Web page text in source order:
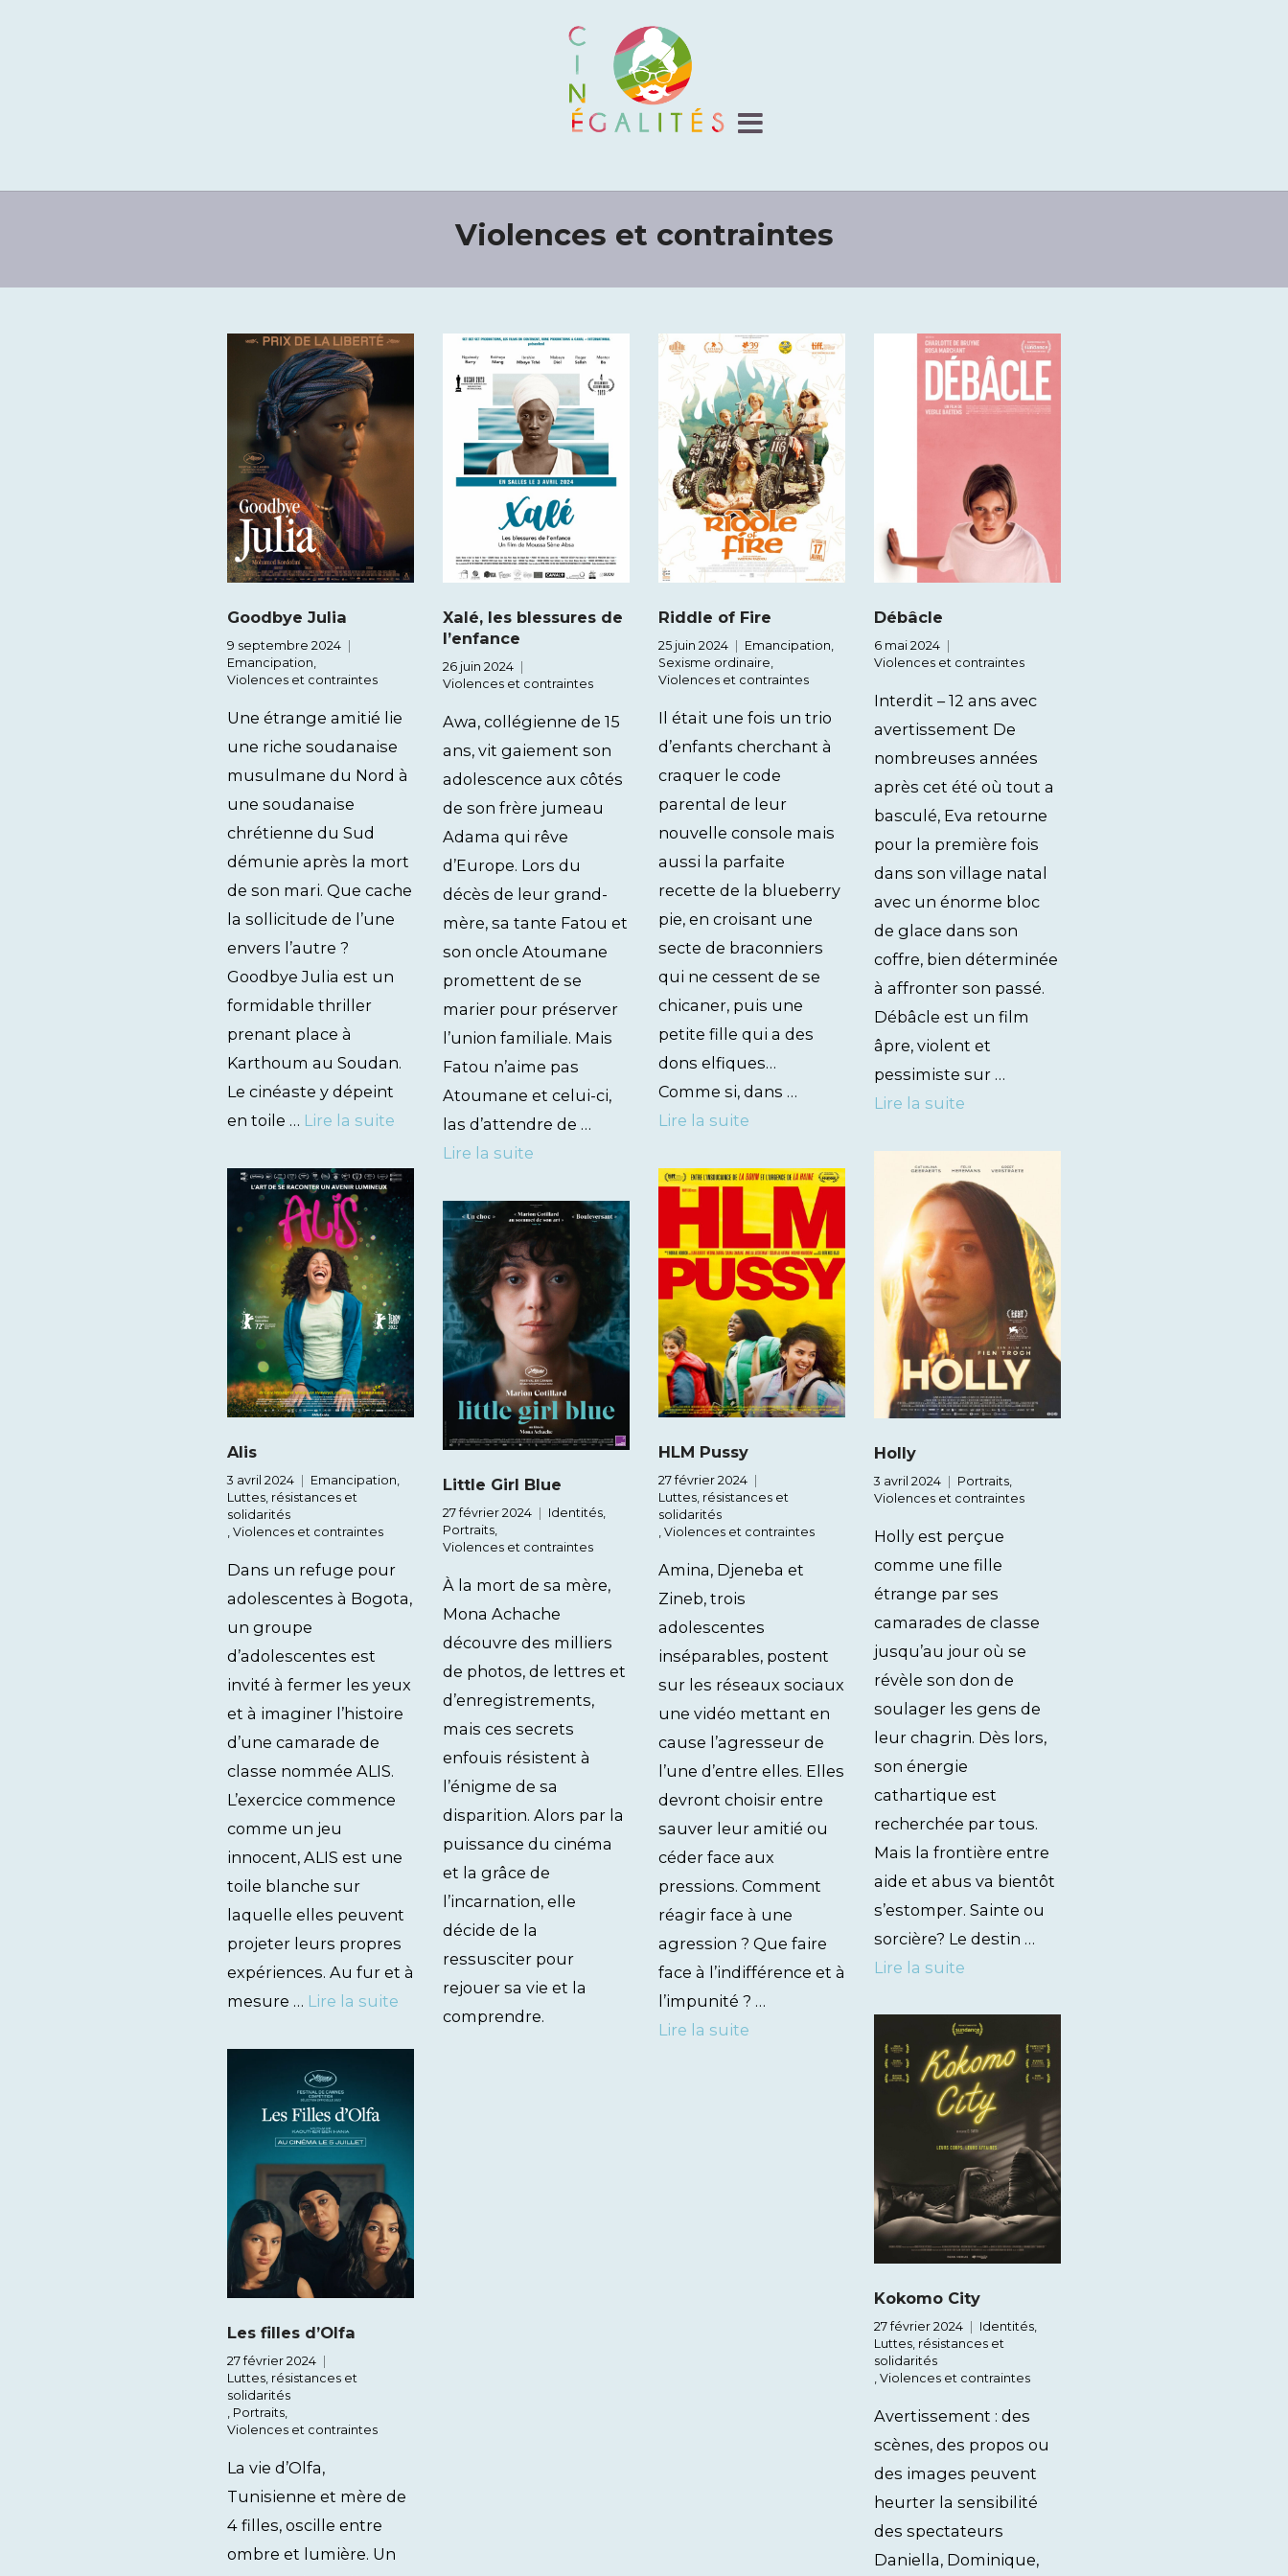
Violences et contraintes
Goodbye Julia
9 septembre 2024
Emancipation,
Violences et contraintes
Une étrange amitié lie
une riche soudanaise
musulmane du Nord à
une soudanaise
chrétienne du Sud
démunie après la mort
de son mari. Que cache
la sollicitude de l’une
envers l’autre ?
Goodbye Julia est un
formidable thriller
prenant place à
Karthoum au Soudan.
Le cinéaste y dépeint
en toile … Lire la suite
Xalé, les blessures de
l’enfance
26 juin 2024
Violences et contraintes
Awa, collégienne de 15
ans, vit gaiement son
adolescence aux côtés
de son frère jumeau
Adama qui rêve
d’Europe. Lors du
décès de leur grand-
mère, sa tante Fatou et
son oncle Atoumane
promettent de se
marier pour préserver
l’union familiale. Mais
Fatou n’aime pas
Atoumane et celui-ci,
las d’attendre de …
Lire la suite
Riddle of Fire
25 juin 2024 Emancipation,
Sexisme ordinaire,
Violences et contraintes
Il était une fois un trio
d’enfants cherchant à
craquer le code
parental de leur
nouvelle console mais
aussi la parfaite
recette de la blueberry
pie, en croisant une
secte de braconniers
qui ne cessent de se
chicaner, puis une
petite fille qui a des
dons elfiques…
Comme si, dans …
Lire la suite
Débâcle
6 mai 2024
Violences et contraintes
Interdit – 12 ans avec
avertissement De
nombreuses années
après cet été où tout a
basculé, Eva retourne
pour la première fois
dans son village natal
avec un énorme bloc
de glace dans son
coffre, bien déterminée
à affronter son passé.
Débâcle est un film
âpre, violent et
pessimiste sur …
Lire la suite
Holly
3 avril 2024 Portraits
Violences et contraintes
Holly est perçue
comme une fille
étrange par ses
camarades de classe
jusqu’au jour où se
révèle son don de
soulager les gens de
leur chagrin. Dès lors,
son énergie
cathartique est
recherchée par tous.
Mais la frontière entre
aide et abus va bientôt
s’estomper. Sainte ou
sorcière? Le destin …
Lire la suite
Alis
3 avril 2024 Emancipation,
Luttes, résistances et
solidarités
, Violences et contraintes
Dans un refuge pour
adolescentes à Bogota,
un groupe
d’adolescentes est
invité à fermer les yeux
et à imaginer l’histoire
d’une camarade de
classe nommée ALIS.
L’exercice commence
comme un jeu
innocent, ALIS est une
toile blanche sur
laquelle elles peuvent
projeter leurs propres
expériences. Au fur et à
mesure … Lire la suite
HLM Pussy
27 février 2024
Luttes, résistances et
solidarités
, Violences et contraintes
Amina, Djeneba et
Zineb, trois
adolescentes
inséparables, postent
sur les réseaux sociaux
une vidéo mettant en
cause l’agresseur de
l’une d’entre elles. Elles
devront choisir entre
sauver leur amitié ou
céder face aux
pressions. Comment
réagir face à une
agression ? Que faire
face à l’indifférence et à
l’impunité ? …
Lire la suite
Little Girl Blue
27 février 2024 Identités,
Portraits,
Violences et contraintes
À la mort de sa mère,
Mona Achache
découvre des milliers
de photos, de lettres et
d’enregistrements,
mais ces secrets
enfouis résistent à
l’énigme de sa
disparition. Alors par la
puissance du cinéma
et la grâce de
l’incarnation, elle
décide de la
ressusciter pour
rejouer sa vie et la
comprendre.
Kokomo City
27 février 2024 Identités,
Luttes, résistances et
solidarités
, Violences et contraintes
Avertissement : des
scènes, des propos ou
des images peuvent
heurter la sensibilité
des spectateurs
Daniella, Dominique,
Les filles d’Olfa
27 février 2024
Luttes, résistances et
solidarités
, Portraits,
Violences et contraintes
La vie d’Olfa,
Tunisienne et mère de
4 filles, oscille entre
ombre et lumière. Un